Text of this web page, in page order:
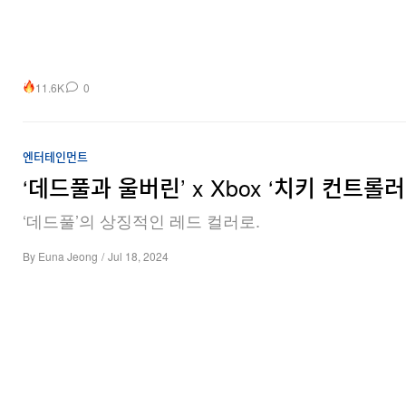
11.6K 0
엔터테인먼트
‘데드풀과 울버린’ x Xbox ‘치키 컨트롤
‘데드풀’의 상징적인 레드 컬러로.
By Euna Jeong / Jul 18, 2024